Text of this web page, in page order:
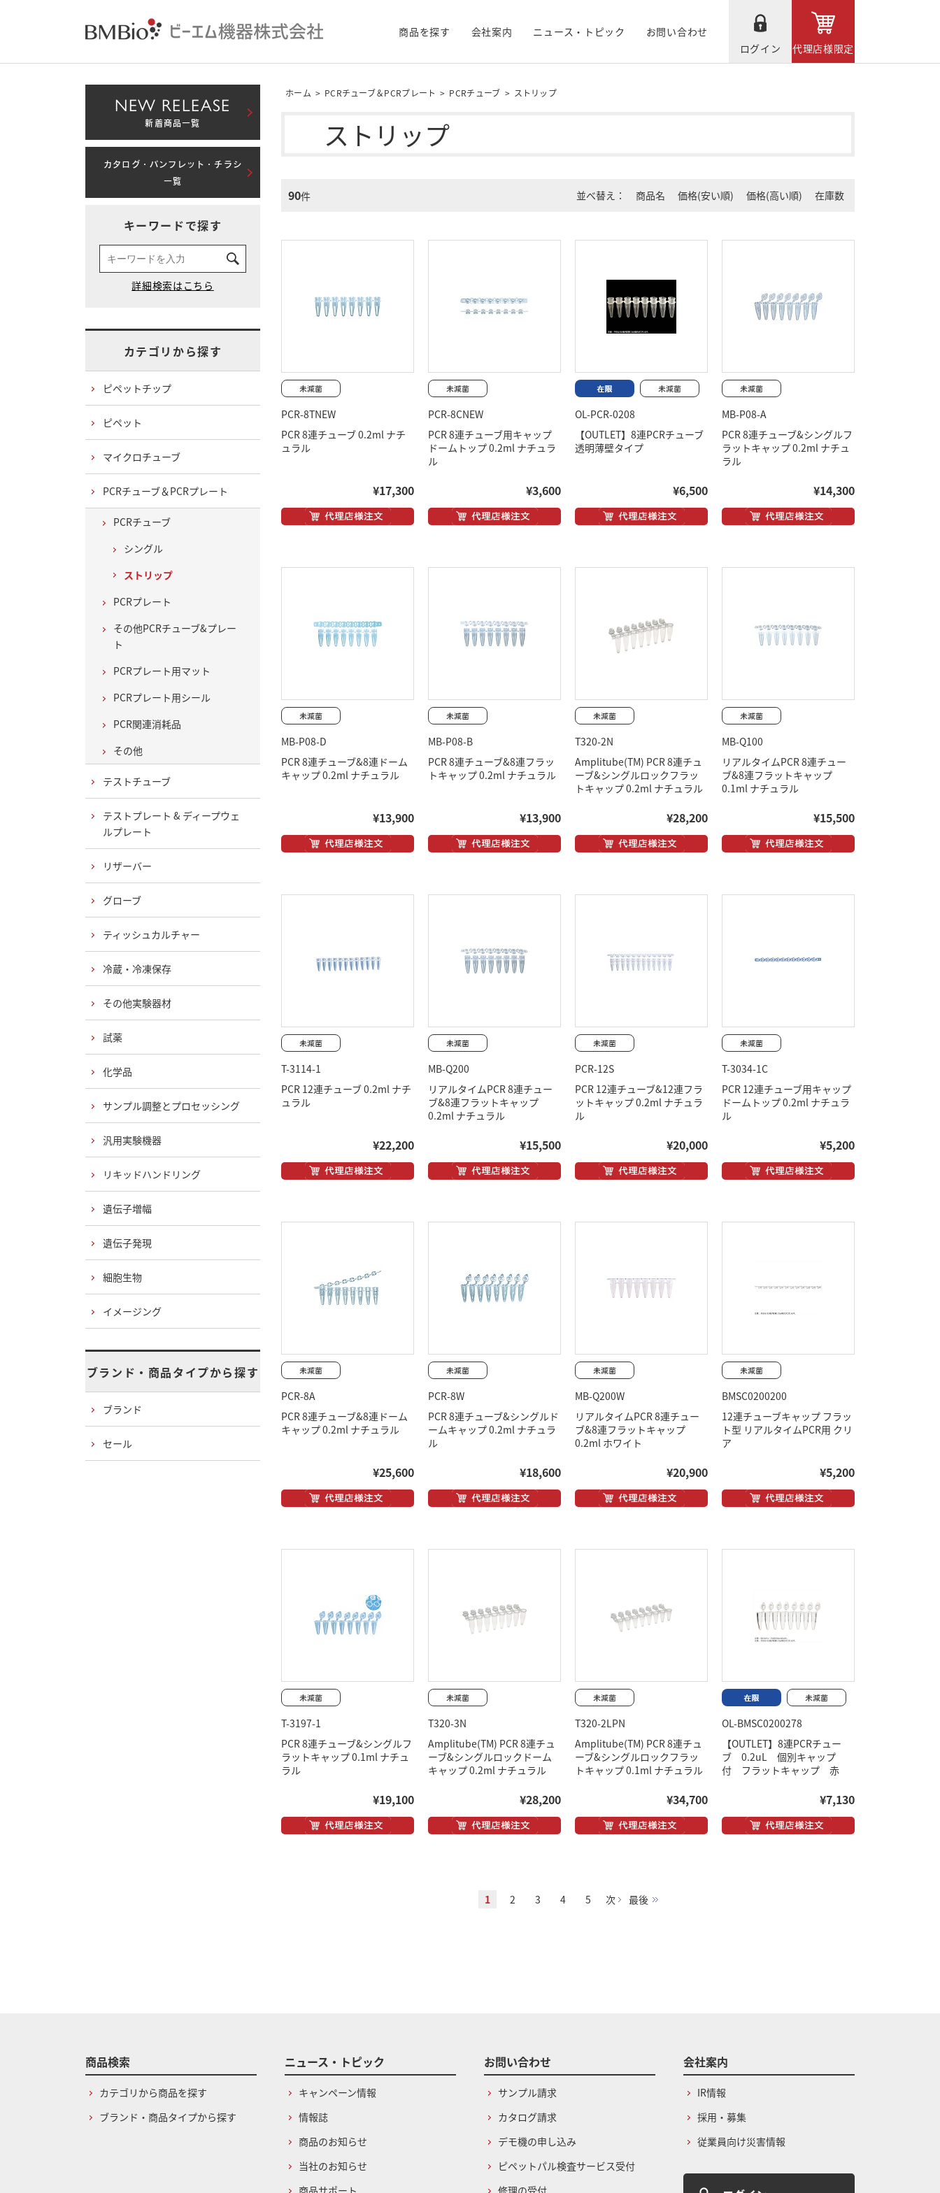
商品を探す 会社案内 ニュース・トピック
お問い合わせ
ログイン
代理店様限定
ホーム > PCRチューブ＆PCRプレート > PCRチューブ > ストリップ
ストリップ
並べ替え： 商品名 価格(安い順) 価格(高い順) 在庫数
90件
PCR-8TNEW
PCR 8連チューブ 0.2ml ナチ
ュラル
¥17,300
PCR-8CNEW
PCR 8連チューブ用キャップ
ドームトップ 0.2ml ナチュラ
ル
¥3,600
OL-PCR-0208
【OUTLET】8連PCRチューブ
透明薄壁タイプ
¥6,500
MB-P08-A
PCR 8連チューブ&シングルフ
ラットキャップ 0.2ml ナチュ
ラル
¥14,300
MB-P08-D
PCR 8連チューブ&8連ドーム
キャップ 0.2ml ナチュラル
¥13,900
MB-P08-B
PCR 8連チューブ&8連フラッ
トキャップ 0.2ml ナチュラル
¥13,900
T320-2N
Amplitube(TM) PCR 8連チュ
ーブ&シングルロックフラッ
トキャップ 0.2ml ナチュラル
¥28,200
MB-Q100
リアルタイムPCR 8連チュー
ブ&8連フラットキャップ
0.1ml ナチュラル
¥15,500
T-3114-1
PCR 12連チューブ 0.2ml ナチ
ュラル
¥22,200
MB-Q200
リアルタイムPCR 8連チュー
ブ&8連フラットキャップ
0.2ml ナチュラル
¥15,500
PCR-12S
PCR 12連チューブ&12連フラ
ットキャップ 0.2ml ナチュラ
ル
¥20,000
T-3034-1C
PCR 12連チューブ用キャップ
ドームトップ 0.2ml ナチュラ
ル
¥5,200
PCR-8A
PCR 8連チューブ&8連ドーム
キャップ 0.2ml ナチュラル
¥25,600
PCR-8W
PCR 8連チューブ&シングルド
ームキャップ 0.2ml ナチュラ
ル
¥18,600
MB-Q200W
リアルタイムPCR 8連チュー
ブ&8連フラットキャップ
0.2ml ホワイト
¥20,900
BMSC0200200
12連チューブキャップ フラッ
ト型 リアルタイムPCR用 クリ
ア
¥5,200
T-3197-1
PCR 8連チューブ&シングルフ
ラットキャップ 0.1ml ナチュ
ラル
¥19,100
T320-3N
Amplitube(TM) PCR 8連チュ
ーブ&シングルロックドーム
キャップ 0.2ml ナチュラル
¥28,200
T320-2LPN
Amplitube(TM) PCR 8連チュ
ーブ&シングルロックフラッ
トキャップ 0.1ml ナチュラル
¥34,700
OL-BMSC0200278
【OUTLET】8連PCRチュー
ブ 0.2uL 個別キャップ
付 フラットキャップ 赤
¥7,130
1 2 3 4 5 次 最後
NEW RELEASE
新着商品一覧
カタログ・パンフレット・チラシ
一覧
キーワードで探す
カテゴリから探す
ピペットチップ
ピペット
マイクロチューブ
PCRチューブ＆PCRプレート
PCRチューブ
シングル
ストリップ
PCRプレート
その他PCRチューブ&プレー
ト
PCRプレート用マット
PCRプレート用シール
PCR関連消耗品
その他
テストチューブ
テストプレート & ディープウェ
ルプレート
リザーバー
グローブ
ティッシュカルチャー
冷蔵・冷凍保存
その他実験器材
試薬
化学品
サンプル調整とプロセッシング
汎用実験機器
リキッドハンドリング
遺伝子増幅
遺伝子発現
細胞生物
イメージング
ブランド・商品タイプから探す
ブランド
セール
商品検索
カテゴリから商品を探す
ブランド・商品タイプから探す
ニュース・トピック
キャンペーン情報
情報誌
商品のお知らせ
当社のお知らせ
商品サポート
お問い合わせ
サンプル請求
カタログ請求
デモ機の申し込み
ピペットパル検査サービス受付
修理の受付
会社案内
IR情報
採用・募集
従業員向け災害情報